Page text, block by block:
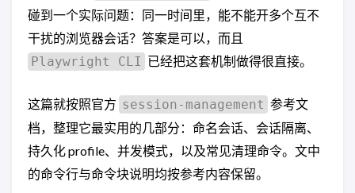
碰到一个实际问题：同一时间里，能不能开多个互不
干扰的浏览器会话？答案是可以，而且
Playwright CLI 已经把这套机制做得很直接。
这篇就按照官方 session-management 参考文
档，整理它最实用的几部分：命名会话、会话隔离、
持久化 profile、并发模式，以及常见清理命令。文中
的命令行与命令块说明均按参考内容保留。